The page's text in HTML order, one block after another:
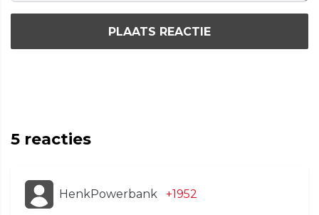
PLAATS REACTIE
5 reacties
HenkPowerbank +1952